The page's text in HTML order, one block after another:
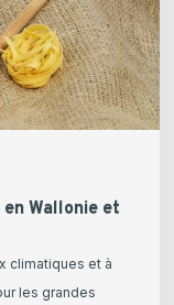
Wallonie et
climatiques et à
les grandes